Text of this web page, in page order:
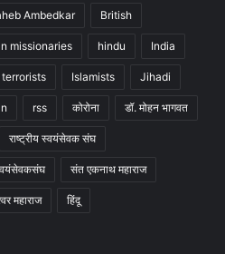
Ambedkar British
missionaries hindu India
Islamists Jihadi
rss कोरोना डॉ. मोहन भागवत
राष्ट्रीय स्वयंसेवक संघ
संत एकनाथ महाराज
महाराज हिंदू